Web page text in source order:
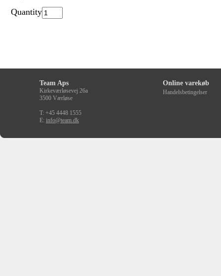
Quantity
Team Aps
Kirkeværløsevej 26a
3500 Værløse
T: +45 4448 1555
E: info@team.dk
Online varekøb
Handelsbetingelser